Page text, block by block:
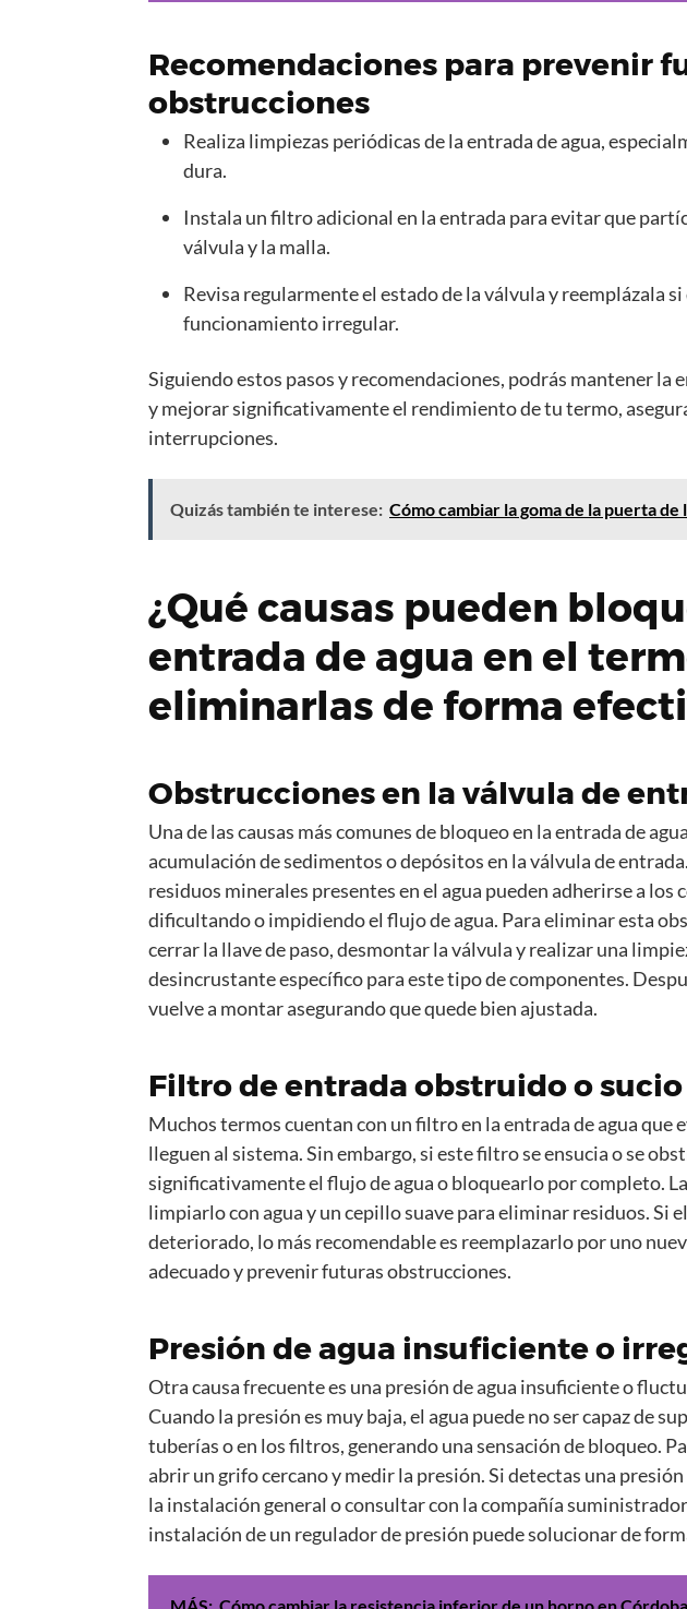
Recomendaciones para prevenir
obstrucciones
Realiza limpiezas periódicas de la entrada de agua,
dura.
Instala un filtro adicional en la entrada para evitar que
válvula y la malla.
Revisa regularmente el estado de la válvula y reemplázala
funcionamiento irregular.
Siguiendo estos pasos y recomendaciones, podrás mantener la
y mejorar significativamente el rendimiento de tu termo,
interrupciones.
Quizás también te interese: Cómo cambiar la goma de la puerta
¿Qué causas pueden
entrada de agua en el
eliminarlas de forma
Obstrucciones en la válvula de
Una de las causas más comunes de bloqueo en la entrada de
acumulación de sedimentos o depósitos en la válvula de
residuos minerales presentes en el agua pueden adherirse a los
dificultando o impidiendo el flujo de agua. Para eliminar esta
cerrar la llave de paso, desmontar la válvula y realizar una
desincrustante específico para este tipo de componentes.
vuelve a montar asegurando que quede bien ajustada.
Filtro de entrada obstruido o sucio
Muchos termos cuentan con un filtro en la entrada de agua que
lleguen al sistema. Sin embargo, si este filtro se ensucia o se
significativamente el flujo de agua o bloquearlo por completo.
limpiarlo con agua y un cepillo suave para eliminar residuos. Si
deteriorado, lo más recomendable es reemplazarlo por uno
adecuado y prevenir futuras obstrucciones.
Presión de agua insuficiente o
Otra causa frecuente es una presión de agua insuficiente o
Cuando la presión es muy baja, el agua puede no ser capaz de
tuberías o en los filtros, generando una sensación de bloqueo.
abrir un grifo cercano y medir la presión. Si detectas una
la instalación general o consultar con la compañía
instalación de un regulador de presión puede solucionar de